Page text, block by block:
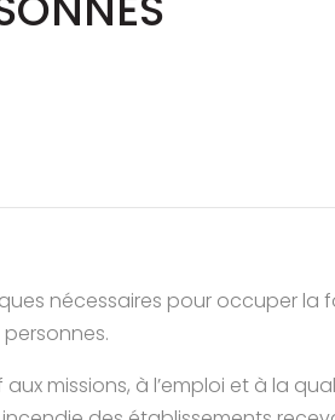
nécessaires pour occuper la
missions, à l’emploi et à la